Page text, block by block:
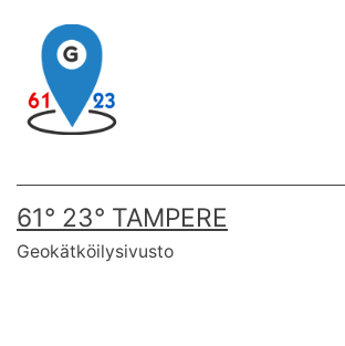
content
61° 23° TAMPERE
Geokätköilysivusto